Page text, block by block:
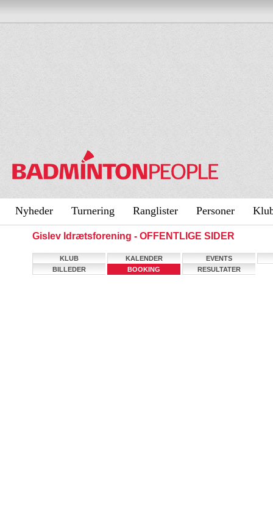
Nyheder Turnering Ranglister Personer
Gislev Idrætsforening - OFFENTLIGE SIDER
KLUB KALENDER
EVENTS
BILLEDER
BOOKING RESULTATER